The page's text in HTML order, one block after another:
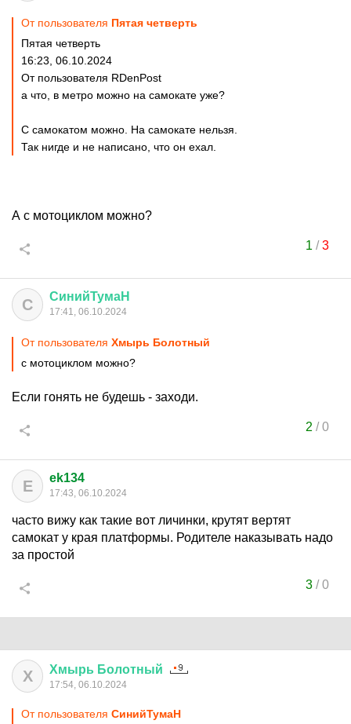
От пользователя Пятая четверть
Пятая четверть
16:23, 06.10.2024
От пользователя RDenPost
а что, в метро можно на самокате уже?
С самокатом можно. На самокате нельзя.
Так нигде и не написано, что он ехал.
А с мотоциклом можно?
1 /3
С СинийТумаН
17:41, 06.10.2024
От пользователя Хмырь Болотный
с мотоциклом можно?
Если гонять не будешь - заходи.
2 /0
E ek134
17:43, 06.10.2024
часто вижу как такие вот личинки, крутят вертят
самокат у края платформы. Родителе наказывать надо
за простой
3/0
Х Хмырь Болотный
17:54, 06.10.2024
От пользователя СинийТумаН